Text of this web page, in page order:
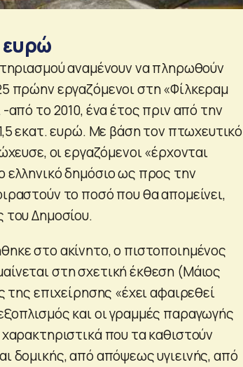
ευρώ
αναμένουν να πληρωθούν
πρώην εργαζόμενοι στη «Φίλκεραμ
το 2010, ένα έτος πριν από την
εκατ. ευρώ. Με βάση τον πτωχευτικό
οι εργαζόμενοι «έρχονται
ελληνικό δημόσιο ως προς την
το ποσό που θα απομείνει,
του Δημοσίου.
στο ακίνητο, ο πιστοποιημένος
στη σχετική έκθεση (Μάιος
επιχείρησης «έχει αφαιρεθεί
και οι γραμμές παραγωγής
που τα καθιστούν
δομικής, από απόψεως υγιεινής, από